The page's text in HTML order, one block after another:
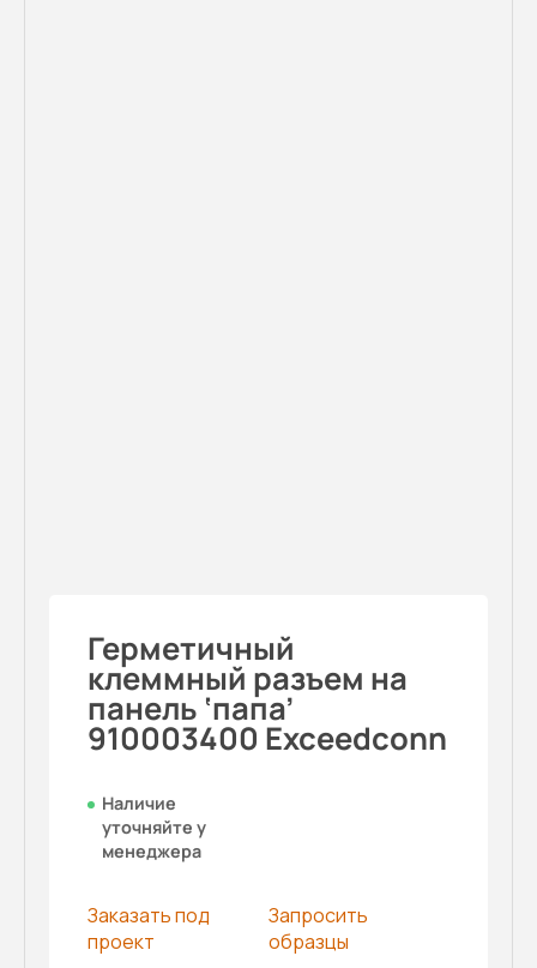
Герметичный
клеммный разъем на
панель ‘папа’
910003400 Exceedconn
Наличие
уточняйте у
менеджера
Заказать под
проект
Запросить
образцы